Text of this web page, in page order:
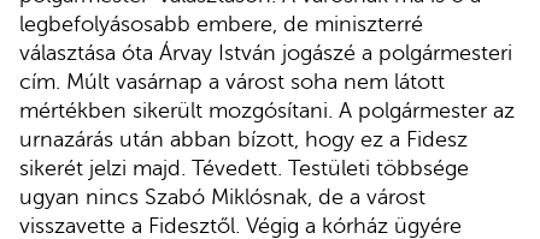
legbefolyásosabb embere, de miniszterré
választása óta Árvay István jogászé a polgármesteri
cím. Múlt vasárnap a várost soha nem látott
mértékben sikerült mozgósítani. A polgármester az
urnazárás után abban bízott, hogy ez a Fidesz
sikerét jelzi majd. Tévedett. Testületi többsége
ugyan nincs Szabó Miklósnak, de a várost
visszavette a Fidesztől. Végig a kórház ügyére